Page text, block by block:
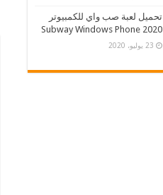
تحميل لعبة صب واي للكمبيوتر
2020 Subway Windows Phone
23 يوليو، 2020